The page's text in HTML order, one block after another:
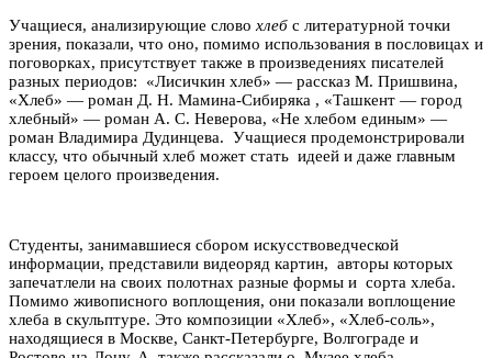
Учащиеся, анализирующие слово хлеб с литературной точки
зрения, показали, что оно, помимо использования в пословицах и
поговорках, присутствует также в произведениях писателей
разных периодов: «Лисичкин хлеб» — рассказ М. Пришвина,
«Хлеб» — роман Д. Н. Мамина-Сибиряка , «Ташкент — город
хлебный» — роман А. С. Неверова, «Не хлебом единым» —
роман Владимира Дудинцева. Учащиеся продемонстрировали
классу, что обычный хлеб может стать идеей и даже главным
героем целого произведения.
Студенты, занимавшиеся сбором искусствоведческой
информации, представили видеоряд картин, авторы которых
запечатлели на своих полотнах разные формы и сорта хлеба.
Помимо живописного воплощения, они показали воплощение
хлеба в скульптуре. Это композиции «Хлеб», «Хлеб-соль»,
находящиеся в Москве, Санкт-Петербурге, Волгограде и